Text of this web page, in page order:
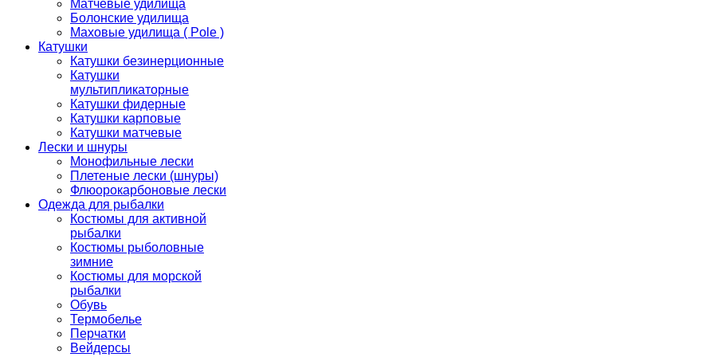
Матчевые удилища
Болонские удилища
Маховые удилища ( Pole )
Катушки
Катушки безинерционные
Катушки
мультипликаторные
Катушки фидерные
Катушки карповые
Катушки матчевые
Лески и шнуры
Монофильные лески
Плетеные лески (шнуры)
Флюорокарбоновые лески
Одежда для рыбалки
Костюмы для активной
рыбалки
Костюмы рыболовные
зимние
Костюмы для морской
рыбалки
Обувь
Термобелье
Перчатки
Вейдерсы